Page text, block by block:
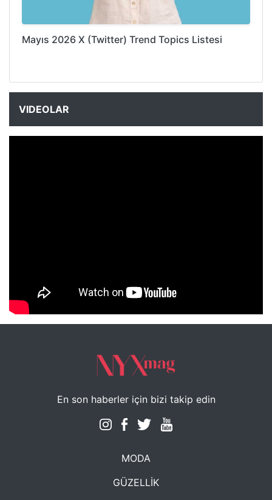
Mayıs 2026 X (Twitter) Trend Topics Listesi
VIDEOLAR
NYXmag 2. Yaş Kutlama Etkinliği
En son haberler için bizi takip edin
MODA
GÜZELLİK